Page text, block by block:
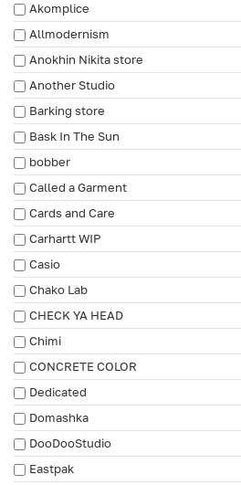
Akomplice
Allmodernism
Anokhin Nikita store
Another Studio
Barking store
Bask In The Sun
bobber
Called a Garment
Cards and Care
Carhartt WIP
Casio
Chako Lab
CHECK YA HEAD
Chimi
CONCRETE COLOR
Dedicated
Domashka
DooDooStudio
Eastpak